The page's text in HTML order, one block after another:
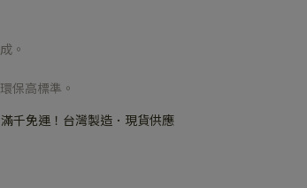
。
保高標準。
千免運！台灣製造．現貨供應